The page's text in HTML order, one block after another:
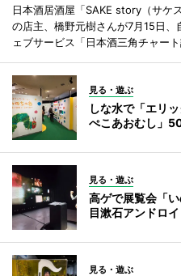
日本酒居酒屋「SAKE story（サケ
の店主、橋野元樹さんが7月15日
ェブサービス「日本酒三角チャー
見る・遊ぶ
しな水で「エリ
ぺこあおむし」
見る・遊ぶ
高ゲで展覧会「
目漱石アンドロ
見る・遊ぶ